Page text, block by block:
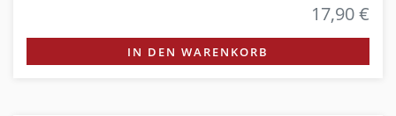
17,90 €
IN DEN WARENKORB